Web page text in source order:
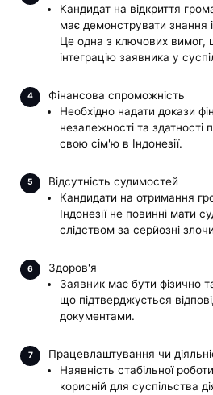
Кандидат на відкриття
має демонструвати знання
Це одна з ключових вимог,
інтеграцію заявника у
Фінансова спроможність
Необхідно надати докази
незалежності та здатності
свою сім'ю в Індонезії.
Відсутність судимостей
Кандидати на отримання
Індонезії не повинні мати
слідством за серйозні
Здоров'я
Заявник має бути фізично
що підтверджується
документами.
Працевлаштування чи
Наявність стабільної
корисній для суспільства